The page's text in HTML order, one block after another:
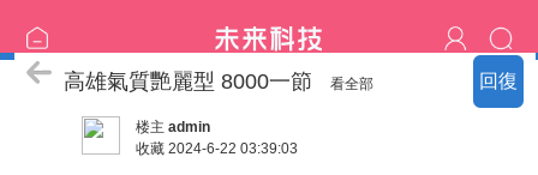
回復
南部の精選：新妹更新
高雄氣質艷麗型 8000一節 看全部
楼主 admin
收藏 2024-6-22 03:39:03